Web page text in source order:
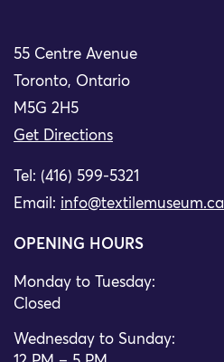
55 Centre Avenue
Toronto, Ontario
M5G 2H5
Get Directions
Tel: (416) 599-5321
Email: info@textilemuseum.ca
OPENING HOURS
Monday to Tuesday:
Closed
Wednesday to Sunday: